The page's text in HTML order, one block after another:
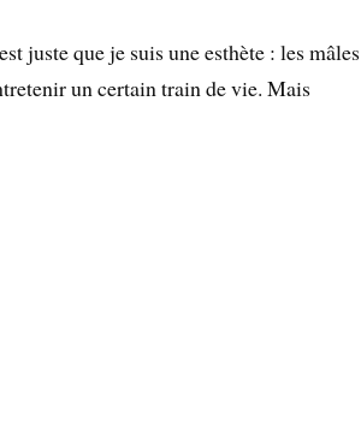
juste que je suis une esthète : les mâles
un certain train de vie. Mais